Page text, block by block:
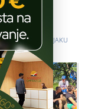
NA KOŠUTNJAKU